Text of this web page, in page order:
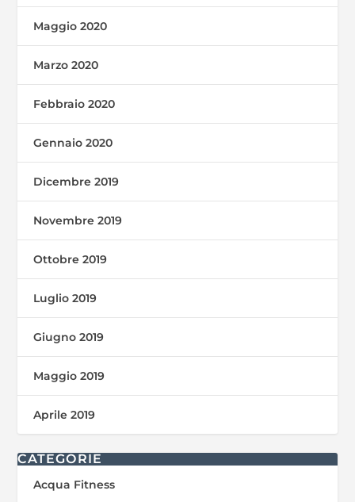
Maggio 2020
Marzo 2020
Febbraio 2020
Gennaio 2020
Dicembre 2019
Novembre 2019
Ottobre 2019
Luglio 2019
Giugno 2019
Maggio 2019
Aprile 2019
CATEGORIE
Acqua Fitness